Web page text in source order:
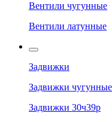
Вентили чугунные
Вентили латунные
Задвижки
Задвижки
Задвижки 30ч39р